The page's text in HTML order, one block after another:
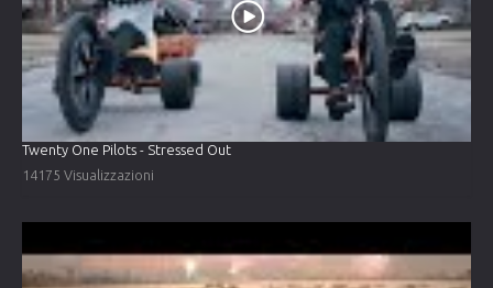
Twenty One Pilots - Stressed Out
14175 Visualizzazioni